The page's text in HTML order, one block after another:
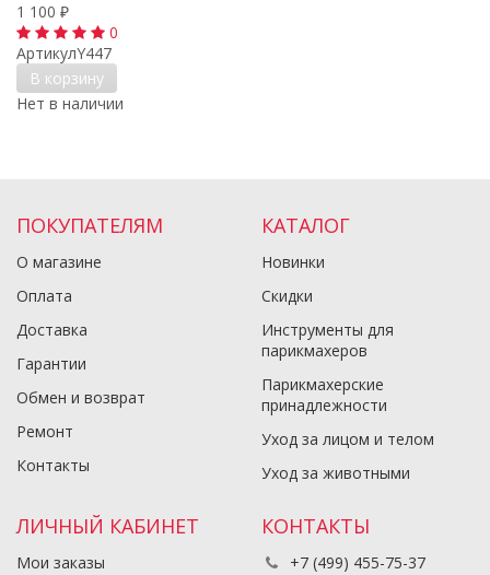
1 100 ₽
0
АртикулY447
В корзину
Нет в наличии
ПОКУПАТЕЛЯМ
О магазине
Оплата
Доставка
Гарантии
Обмен и возврат
Ремонт
Контакты
КАТАЛОГ
Новинки
Скидки
Инструменты для
парикмахеров
Парикмахерские
принадлежности
Уход за лицом и телом
Уход за животными
ЛИЧНЫЙ КАБИНЕТ
Мои заказы
КОНТАКТЫ
+7 (499) 455-75-37